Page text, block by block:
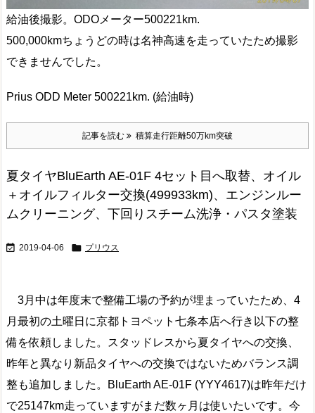
給油後撮影。ODOメーター500221km.
500,000kmちょうどの時は名神高速を走っていたため撮影
できませんでした。
Prius ODD Meter 500221km. (給油時)
記事を読む 積算走行距離50万km突破
夏タイヤBluEarth AE-01F 4セット目へ取替、オイル
＋オイルフィルター交換(499933km)、エンジンルー
ムクリーニング、下回りスチーム洗浄・パスタ塗装
 2019-04-06  プリウス
3月中は年度末で整備工場の予約が埋まっていたため、4
月最初の土曜日に京都トヨペット七条本店へ行き以下の整
備を依頼しました。スタッドレスから夏タイヤへの交換、
昨年と異なり新品タイヤへの交換ではないためバランス調
整も追加しました。BluEarth AE-01F (YYY4617)は昨年だけ
で25147km走っていますがまだ数ヶ月は使いたいです。今